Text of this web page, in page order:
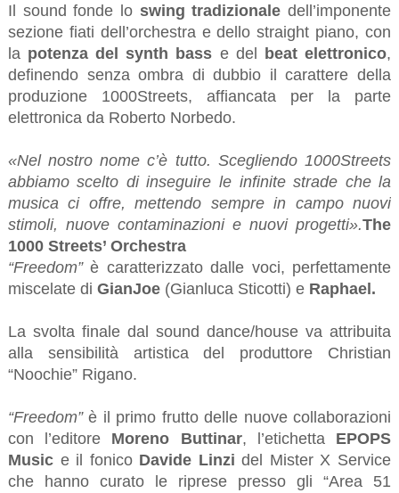
Il sound fonde lo swing tradizionale dell’imponente
sezione fiati dell’orchestra e dello straight piano, con
la potenza del synth bass e del beat elettronico,
definendo senza ombra di dubbio il carattere della
produzione 1000Streets, affiancata per la parte
elettronica da Roberto Norbedo.
«Nel nostro nome c’è tutto. Scegliendo 1000Streets
abbiamo scelto di inseguire le infinite strade che la
musica ci offre, mettendo sempre in campo nuovi
stimoli, nuove contaminazioni e nuovi progetti».The
1000 Streets’ Orchestra
“Freedom”è caratterizzato dalle voci, perfettamente
miscelate di GianJoe(Gianluca Sticotti) e Raphael.
La svolta finale dal sound dance/house va attribuita
alla sensibilità artistica del produttore Christian
“Noochie” Rigano.
“Freedom”è il primo frutto delle nuove collaborazioni
con l’editore Moreno Buttinar, l’etichetta EPOPS
Musice il fonico Davide Linzidel Mister X Service
che hanno curato le riprese presso gli “Area 51